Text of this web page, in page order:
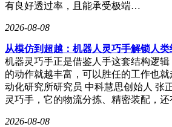
有良好透过率，且能承受极端…
2026-08-08
从模仿到超越：机器人灵巧手解锁人
机器灵巧手正是借鉴人手这套结构逻
的动作就越丰富，可以胜任的工作也
动化研究所研究员 中科慧思创始人 张
灵巧手，它的物流分拣、精密装配，
2026-08-08